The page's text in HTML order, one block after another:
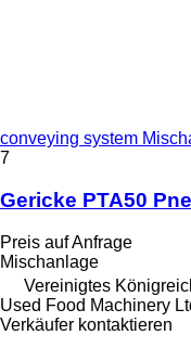
conveying system
7
Gericke PTA50
Preis auf Anfrage
Mischanlage
Vereinigtes
Used Food Machinery
Verkäufer kontaktieren